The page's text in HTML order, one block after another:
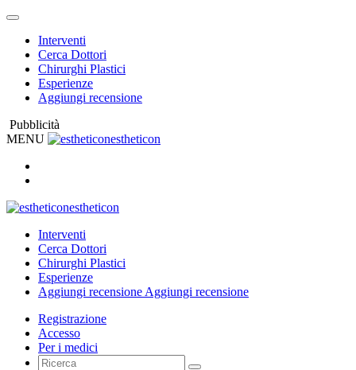
Interventi
Cerca Dottori
Chirurghi Plastici
Esperienze
Aggiungi recensione
Pubblicità
MENU
estheticon
estheticon
Interventi
Cerca Dottori
Chirurghi Plastici
Esperienze
Aggiungi recensione Aggiungi recensione
Registrazione
Accesso
Per i medici